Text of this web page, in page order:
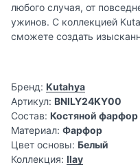
любого случая, от
ужинов. С коллекцией
сможете создать
Бренд: Kutahya
Артикул: BNILY24KY00
Состав: Костяной фарфор
Материал: Фарфор
Цвет основы: Белый
Коллекция: Ilay